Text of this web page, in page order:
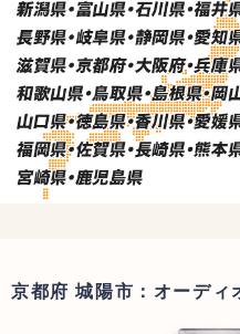
京都府 城陽市：オーディ